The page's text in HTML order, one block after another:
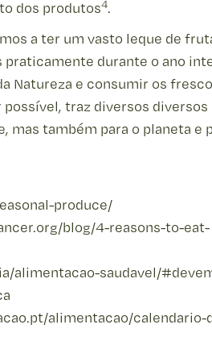
dos produtos4.
a ter um vasto leque de
praticamente durante o ano
Natureza e consumir os
possível, traz diversos diversos
mas também para o planeta e
produce/
blog/4-reasons-to-eat-
alimentacao-saudavel/
alimentacao/calendario-